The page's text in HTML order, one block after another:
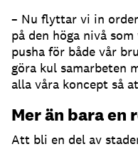
– Nu flyttar vi in
på den höga nivå
pusha för både vår
göra kul samarbeten
alla våra koncept så
Mer än bara en
Att bli en del av